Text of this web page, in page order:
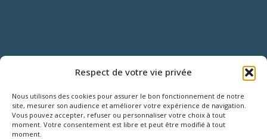
Respect de votre vie privée
Nous utilisons des cookies pour assurer le bon fonctionnement de notre
site, mesurer son audience et améliorer votre expérience de navigation.
Vous pouvez accepter, refuser ou personnaliser votre choix à tout
moment. Votre consentement est libre et peut être modifié à tout
moment.
18 Rue Roger SALENGRO,
Z.I. des Grouëts, 41100 SAINT-OUEN